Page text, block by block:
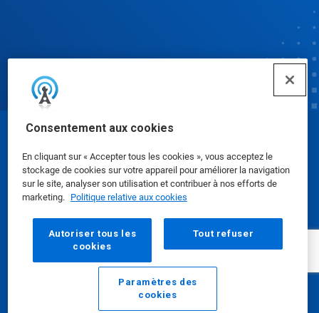
Consentement aux cookies
En cliquant sur « Accepter tous les cookies », vous acceptez le
stockage de cookies sur votre appareil pour améliorer la navigation
sur le site, analyser son utilisation et contribuer à nos efforts de
marketing. Politique relative aux cookies
Autoriser tous les
cookies
Tout refuser
Paramètres des
cookies
E-mail Appelez
Fiches de données de sécurité|Politique de
confidentialité|conditions d'utilisation